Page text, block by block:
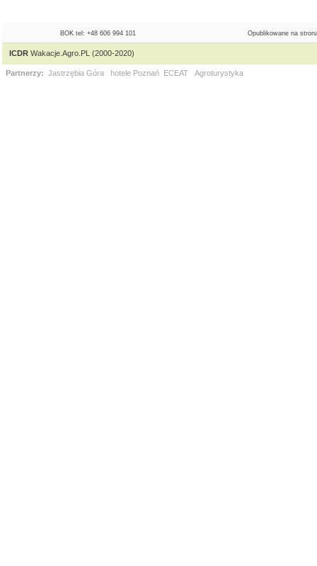
BOK tel: +48 606 994 101 Opublikowane na
ICDRWakacje.Agro.PL (2000-2020)
Partnerzy: Jastrzębia Góra hotele Poznań ECEAT Agroturystyka